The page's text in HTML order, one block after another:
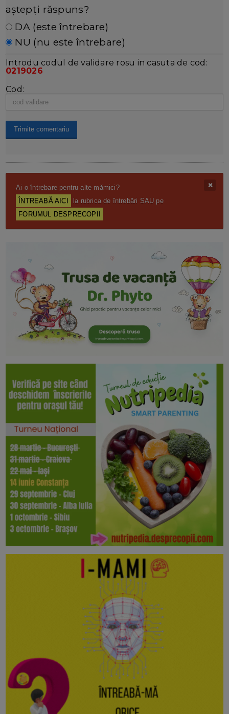
aștepți răspuns?
DA (este întrebare)
NU (nu este întrebare)
Introdu codul de validare rosu in casuta de cod:
0219026
Cod:
Ai o întrebare pentru alte mămici?
ÎNTREABĂ AICI
la rubrica de întrebări SAU pe
FORUMUL DESPRECOPII